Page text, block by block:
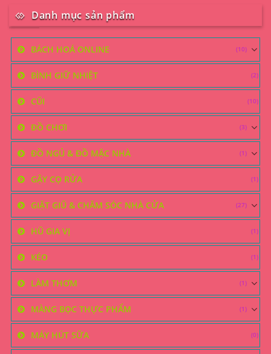
Danh mục sản phẩm
BÁCH HOÁ ONLINE (10)
BÌNH GIỮ NHIỆT (2)
CŨI (10)
ĐỒ CHƠI (3)
ĐỒ NGỦ & ĐỒ MẶC NHÀ (1)
GẬY CỌ RỬA (1)
GIẶT GIŨ & CHĂM SÓC NHÀ CỬA (27)
HŨ GIA VỊ (1)
KÉO (1)
LÀM THƠM (1)
MÀNG BỌC THỰC PHẨM (1)
MÁY HÚT SỮA (0)